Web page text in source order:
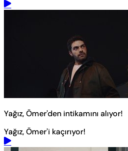
Yağız, Ömer'den intikamını alıyor!
Yağız, Ömer'i kaçırıyor!